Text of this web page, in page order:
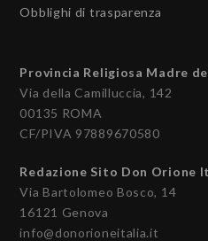
Obblighi di trasparenza
Provincia Religiosa Madre
Via della Camilluccia, 142
00135 ROMA
CF/PIVA 97889670580
Redazione Sito Don Orione
Via Bartolomeo Bosco, 14
16121 Genova
info@donorioneitalia.it